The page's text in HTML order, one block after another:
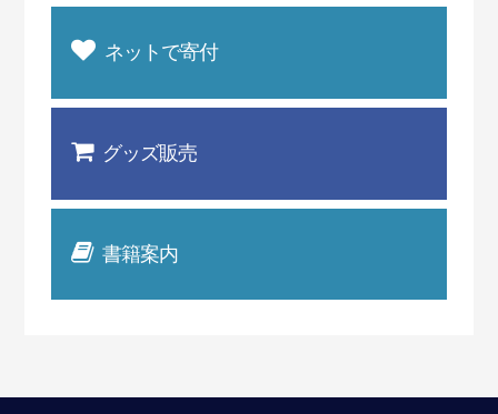
ネットで寄付
グッズ販売
書籍案内